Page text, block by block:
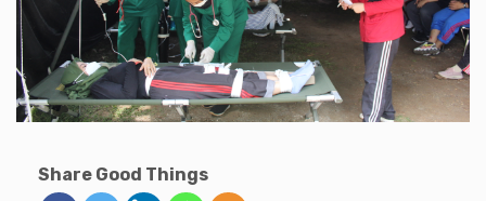
Share Good Things